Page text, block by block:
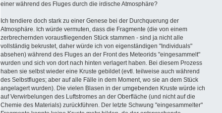
einer während des Fluges durch die irdische Atmosphäre?
Ich tendiere doch stark zu einer Genese bei der Durchquerung der
Atmosphäre. Ich würde vermuten, dass die Fragmente (die von einem
zerbrechernden vorausfliegenden Stück stammen - sind ja nicht alle
vollständig bekrustet, daher würde ich von eigenständigen "Individuals"
absehen) während des Fluges an der Front des Meteorids "eingesammelt"
wurden und sich von dort nach hinten verlagert haben. Bei diesem Prozess
haben sie selbst wieder eine Kruste gebildet (evtl. teilweise auch während
des Selbstfluges; aber auf alle Fälle in dem Moment, wo sie an dem Stück
angelagert wurden). Die vielen Blasen in der umgebenden Kruste würde ich
auf Verwirbelungen des Luftstromes an der Oberfläche (und nicht auf die
Chemie des Materials) zurückführen. Der letzte Schwung "eingesammelter"